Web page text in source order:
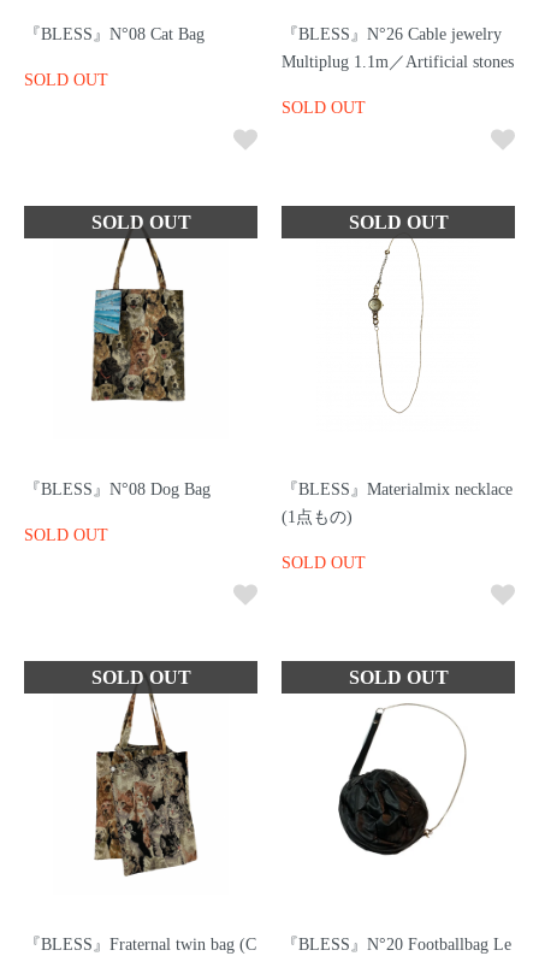
『BLESS』N°08 Cat Bag
SOLD OUT
『BLESS』N°26 Cable jewelry
Multiplug 1.1m／Artificial stones
SOLD OUT
『BLESS』N°08 Dog Bag
SOLD OUT
『BLESS』Materialmix necklace
(1点もの)
SOLD OUT
『BLESS』Fraternal twin bag (C
『BLESS』N°20 Footballbag Le